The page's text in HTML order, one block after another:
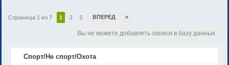
Страница 1 из 7 1 2 3 ВПЕРЕД »
Вы не можете добавлять записи в базу данных
Спорт/Не спорт/Охота